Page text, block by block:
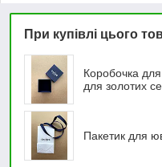
При купівлі цього
Коробочка
для золотих
Пакетик для